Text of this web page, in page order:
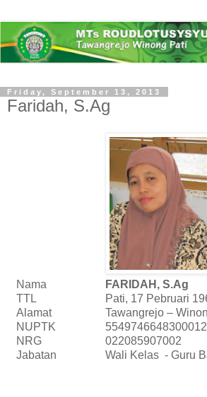
Friday, September 13, 2013
Faridah, S.Ag
Nama
FARIDAH, S.Ag
TTL
Pati, 17 Pebruari
Alamat
Tawangrejo –
NUPTK
5549746648300012
NRG
022085907002
Jabatan
Wali Kelas - Guru